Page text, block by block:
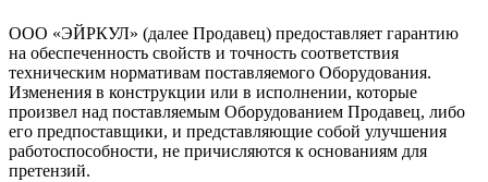
ООО «ЭЙРКУЛ» (далее Продавец) предоставляет гарантию
на обеспеченность свойств и точность соответствия
техническим нормативам поставляемого Оборудования.
Изменения в конструкции или в исполнении, которые
произвел над поставляемым Оборудованием Продавец, либо
его предпоставщики, и представляющие собой улучшения
работоспособности, не причисляются к основаниям для
претензий.